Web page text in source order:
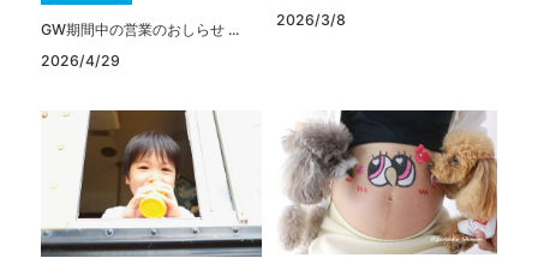
GW期間中の営業のおしらせ ...
2026/4/29
2026/3/8